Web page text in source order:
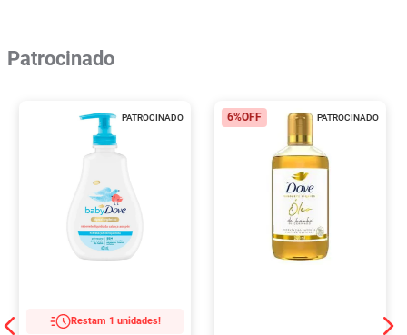
Patrocinado
PATROCINADO
Restam 1 unidades!
PATROCINADO
6%OFF